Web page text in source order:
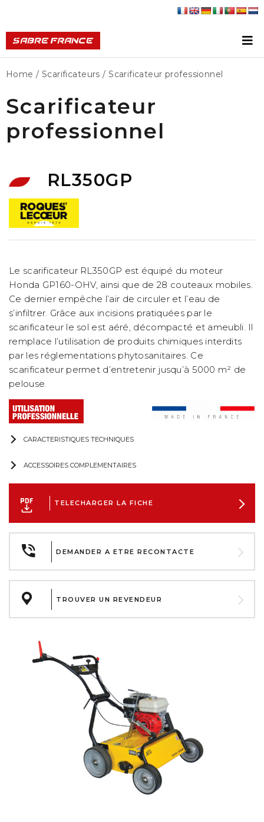
Home / Scarificateurs / Scarificateur professionnel
Scarificateur
professionnel
RL350GP
Le scarificateur RL350GP est équipé du moteur
Honda GP160-OHV, ainsi que de 28 couteaux mobiles.
Ce dernier empêche l’air de circuler et l’eau de
s’infiltrer. Grâce aux incisions pratiquées par le
scarificateur le sol est aéré, décompacté et ameubli. Il
remplace l’utilisation de produits chimiques interdits
par les réglementations phytosanitaires. Ce
scarificateur permet d’entretenir jusqu’à 5000 m² de
pelouse.
CARACTERISTIQUES TECHNIQUES
ACCESSOIRES COMPLEMENTAIRES
TELECHARGER LA FICHE
DEMANDER A ETRE RECONTACTE
TROUVER UN REVENDEUR